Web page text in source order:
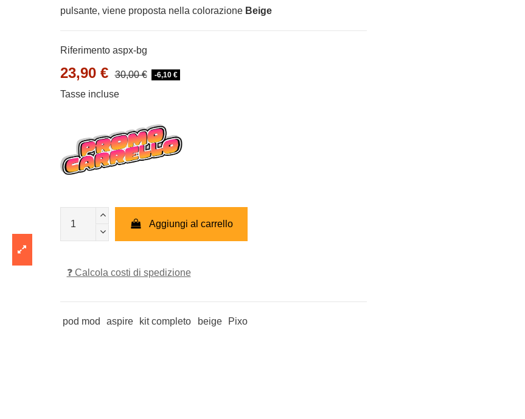
pulsante, viene proposta nella colorazione Beige
Riferimento aspx-bg
23,90 € 30,00 € -6,10 €
Tasse incluse
Aggiungi al carrello
❓ Calcola costi di spedizione
pod mod aspire kit completo beige Pixo